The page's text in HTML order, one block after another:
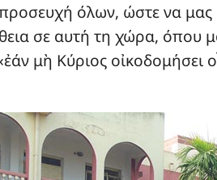
όλων, ώστε να μας
σε αυτή τη χώρα, όπου
μὴ Κύριος οἰκοδομήσει